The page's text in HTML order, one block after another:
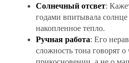
Солнечный отсвет:
годами впитывала солнце
накопленное тепло.
Ручная работа: Его
сложность тона говорят о